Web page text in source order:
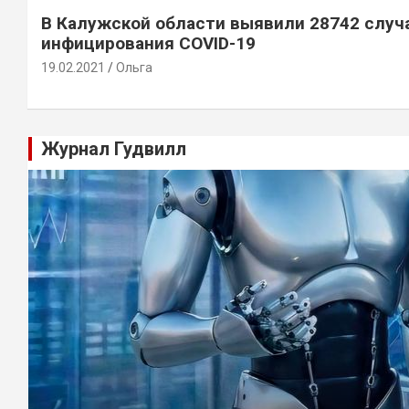
В Калужской области выявили 28742
инфицирования COVID-19
19.02.2021 Ольга
Журнал Гудвилл